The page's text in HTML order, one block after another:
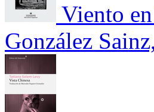
Viento
González